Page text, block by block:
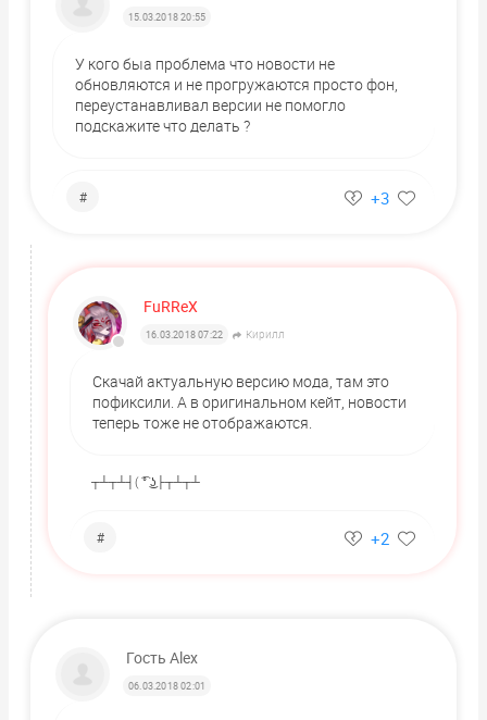
15.03.2018 20:55
У кого быа проблема что новости не
обновляются и не прогружаются просто фон,
переустанавливал версии не помогло
подскажите что делать ?
# +3
FuRReX
16.03.2018 07:22 Кирилл
Скачай актуальную версию мода, там это
пофиксили. А в оригинальном кейт, новости
теперь тоже не отображаются.
┬┴┬┴┤( ͡° ͜ʖ├┬┴┬┴
# +2
Гость Alex
06.03.2018 02:01